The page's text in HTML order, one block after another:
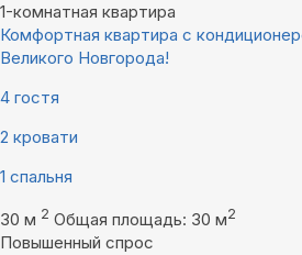
1-комнатная квартира
Комфортная квартира с
Великого Новгорода!
4 гостя
2 кровати
1 спальня
30 м 2 Общая площадь: 30 м2
Повышенный спрос